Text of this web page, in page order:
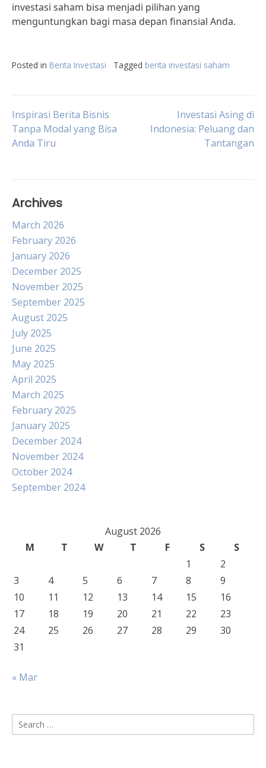
investasi saham bisa menjadi pilihan yang
menguntungkan bagi masa depan finansial Anda.
Posted in Berita Investasi Tagged berita investasi saham
Post
navigation
Inspirasi Berita Bisnis
Tanpa Modal yang Bisa
Anda Tiru
Investasi Asing di
Indonesia: Peluang dan
Tantangan
Archives
March 2026
February 2026
January 2026
December 2025
November 2025
September 2025
August 2025
July 2025
June 2025
May 2025
April 2025
March 2025
February 2025
January 2025
December 2024
November 2024
October 2024
September 2024
August 2026
M
T W T F S
S
1
2
3
4 5 6 7 8
9
10
11 12 13 14 15
16
17
18 19 20 21 22
23
24
25 26 27 28 29
30
31
« Mar
Search
for: